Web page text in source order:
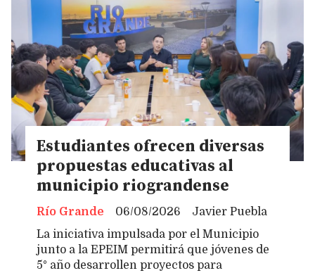
Estudiantes ofrecen diversas
propuestas educativas al
municipio riograndense
Javier Puebla
Río Grande
06/08/2026
La iniciativa impulsada por el Municipio
junto a la EPEIM permitirá que jóvenes de
5° año desarrollen proyectos para